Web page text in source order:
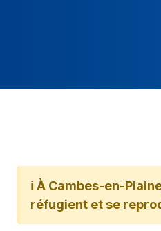
ℹ️ À Cambes-en-
réfugient et se